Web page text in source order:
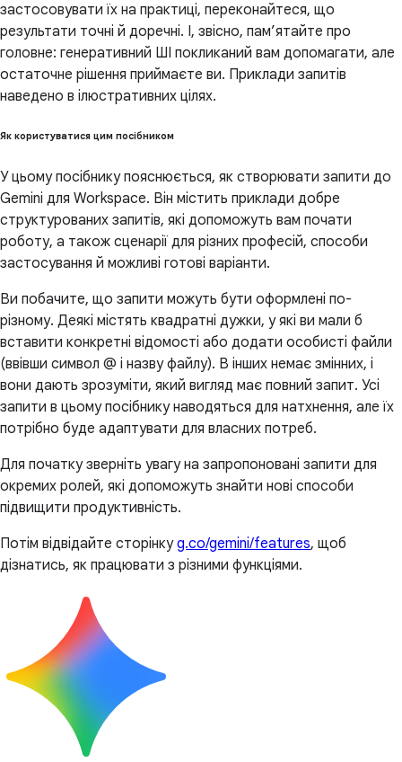
застосовувати їх на практиці, переконайтеся, що
результати точні й доречні. І, звісно, пам’ятайте про
головне: генеративний ШІ покликаний вам допомагати, але
остаточне рішення приймаєте ви. Приклади запитів
наведено в ілюстративних цілях.
Як користуватися цим посібником
У цьому посібнику пояснюється, як створювати запити до
Gemini для Workspace. Він містить приклади добре
структурованих запитів, які допоможуть вам почати
роботу, а також сценарії для різних професій, способи
застосування й можливі готові варіанти.
Ви побачите, що запити можуть бути оформлені по-
різному. Деякі містять квадратні дужки, у які ви мали б
вставити конкретні відомості або додати особисті файли
(ввівши символ @ і назву файлу). В інших немає змінних, і
вони дають зрозуміти, який вигляд має повний запит. Усі
запити в цьому посібнику наводяться для натхнення, але їх
потрібно буде адаптувати для власних потреб.
Для початку зверніть увагу на запропоновані запити для
окремих ролей, які допоможуть знайти нові способи
підвищити продуктивність.
Потім відвідайте сторінкуg.co/gemini/features, щоб
дізнатись, як працювати з різними функціями.